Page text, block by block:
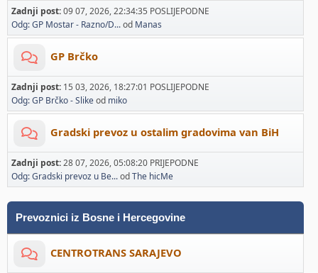
Zadnji post:09 07, 2026, 22:34:35 POSLIJEPODNE
Odg: GP Mostar - Razno/D...od Manas
GP Brčko
Zadnji post: 15 03, 2026, 18:27:01 POSLIJEPODNE
Odg: GP Brčko - Slikeod miko
Gradski prevoz u ostalim gradovima van BiH
Zadnji post:28 07, 2026, 05:08:20 PRIJEPODNE
Odg: Gradski prevoz u Be...odThe hicMe
Prevoznici iz Bosne i Hercegovine
CENTROTRANS SARAJEVO